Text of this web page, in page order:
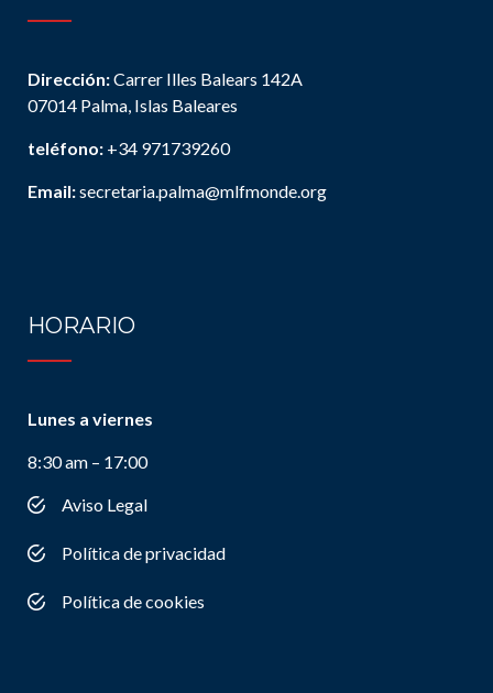
Dirección:Carrer Illes Balears 142A
07014 Palma, Islas Baleares
teléfono: +34 971739260
Email:secretaria.palma@mlfmonde.org
HORARIO
Lunes a viernes
8:30 am – 17:00
Aviso Legal
Política de privacidad
Política de cookies